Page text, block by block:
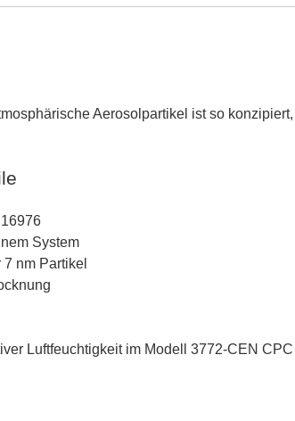
Aerosolpartikel ist so
System
nm Partikel
Luftfeuchtigkeit im Modell 3772-CEN CPC